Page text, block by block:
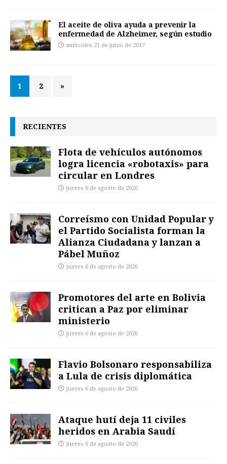
El aceite de oliva ayuda a prevenir la
enfermedad de Alzheimer, según estudio
miércoles 21 de junio de 2017
1 2 »
RECIENTES
Flota de vehículos autónomos
logra licencia «robotaxis» para
circular en Londres
jueves 6 de agosto de 2026
Correísmo con Unidad Popular y
el Partido Socialista forman la
Alianza Ciudadana y lanzan a
Pábel Muñoz
jueves 6 de agosto de 2026
Promotores del arte en Bolivia
critican a Paz por eliminar
ministerio
jueves 6 de agosto de 2026
Flavio Bolsonaro responsabiliza
a Lula de crisis diplomática
jueves 6 de agosto de 2026
Ataque hutí deja 11 civiles
heridos en Arabia Saudí
jueves 6 de agosto de 2026